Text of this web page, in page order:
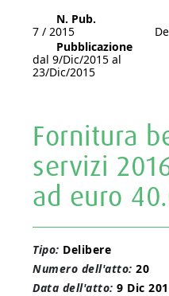
N. Pub.
7 / 2015
Pubblicazione
dal 9/Dic/2015 al
23/Dic/2015
Fornitura
servizi
ad euro
Tipo: Delibere
Numero dell'atto: 20
Data dell'atto: 9 Dic